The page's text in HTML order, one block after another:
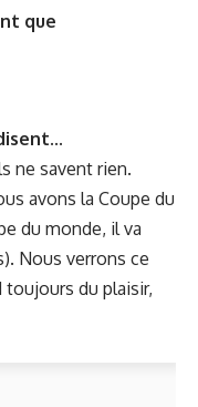
que
ne savent rien.
avons la Coupe du
du monde, il va
Nous verrons ce
toujours du plaisir,